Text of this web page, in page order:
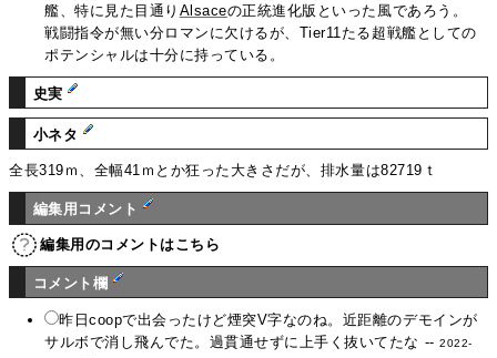
艦、特に見た目通り Alsaceの正統進化版といった風であろう。
戦闘指令が無い分ロマンに欠けるが、Tier11たる超戦艦としての
ポテンシャルは十分に持っている。
史実
小ネタ
全長319ｍ、全幅41ｍとか狂った大きさだが、排水量は82719ｔ
編集用コメント
編集用のコメントはこちら
コメント欄
昨日coopで出会ったけど煙突V字なのね。近距離のデモインが
サルボで消し飛んでた。過貫通せずに上手く抜いてたな --2022-